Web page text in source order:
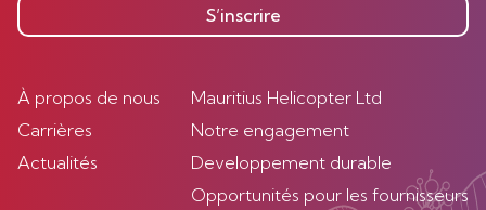
S’inscrire
À propos de nous
Carrières
Actualités
Mauritius Helicopter Ltd
Notre engagement
Developpement durable
Opportunités pour les fournisseurs